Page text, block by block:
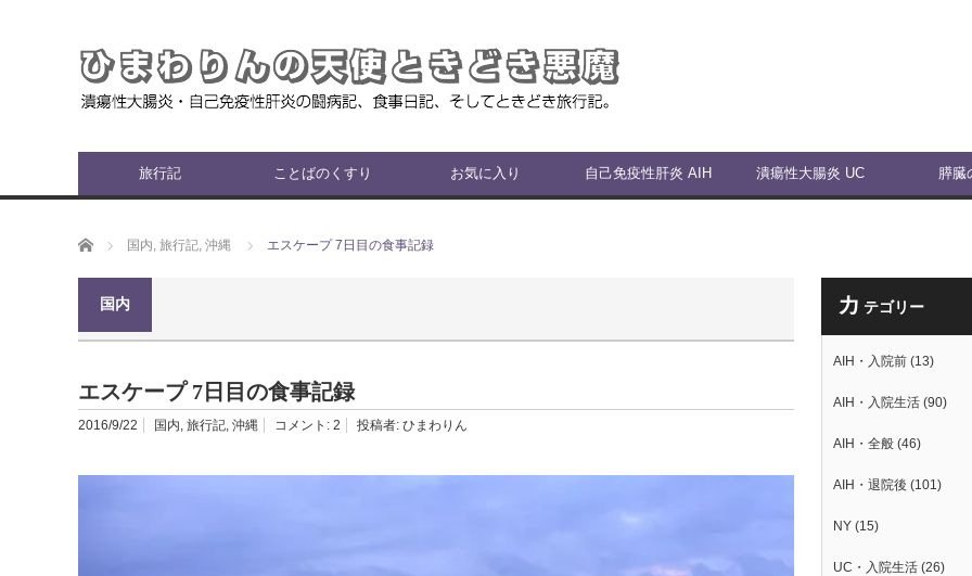
旅行記 ことばのくすり お気に入り 自己免疫性肝炎 AIH 潰瘍性大腸炎 UC 膵臓
ホーム 国内, 旅行記, 沖縄 エスケープ 7日目の食事記録
国内
エスケープ 7日目の食事記録
2016/9/22 国内, 旅行記, 沖縄 コメント: 2 投稿者: ひまわりん
カ テゴリー
AIH・入院前 (13)
AIH・入院生活 (90)
AIH・全般 (46)
AIH・退院後 (101)
NY (15)
UC・入院生活 (26)